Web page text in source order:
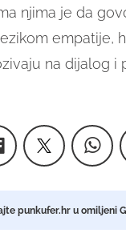
njima je da
empatije,
na dijalog i
punkufer.hr u omiljeni